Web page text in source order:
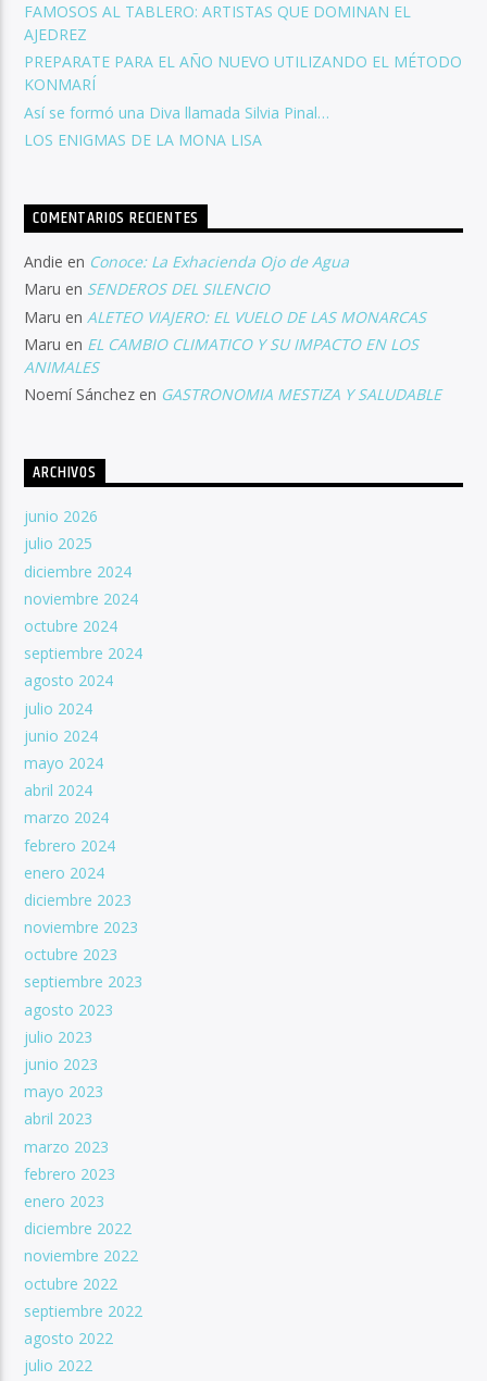
FAMOSOS AL TABLERO: ARTISTAS QUE DOMINAN EL
AJEDREZ
PREPARATE PARA EL AÑO NUEVO UTILIZANDO EL MÉTODO
KONMARÍ
Así se formó una Diva llamada Silvia Pinal…
LOS ENIGMAS DE LA MONA LISA
COMENTARIOS RECIENTES
Andie en Conoce: La Exhacienda Ojo de Agua
Maru en SENDEROS DEL SILENCIO
Maru en ALETEO VIAJERO: EL VUELO DE LAS MONARCAS
Maru en EL CAMBIO CLIMATICO Y SU IMPACTO EN LOS
ANIMALES
Noemí Sánchez en GASTRONOMIA MESTIZA Y SALUDABLE
ARCHIVOS
junio 2026
julio 2025
diciembre 2024
noviembre 2024
octubre 2024
septiembre 2024
agosto 2024
julio 2024
junio 2024
mayo 2024
abril 2024
marzo 2024
febrero 2024
enero 2024
diciembre 2023
noviembre 2023
octubre 2023
septiembre 2023
agosto 2023
julio 2023
junio 2023
mayo 2023
abril 2023
marzo 2023
febrero 2023
enero 2023
diciembre 2022
noviembre 2022
octubre 2022
septiembre 2022
agosto 2022
julio 2022